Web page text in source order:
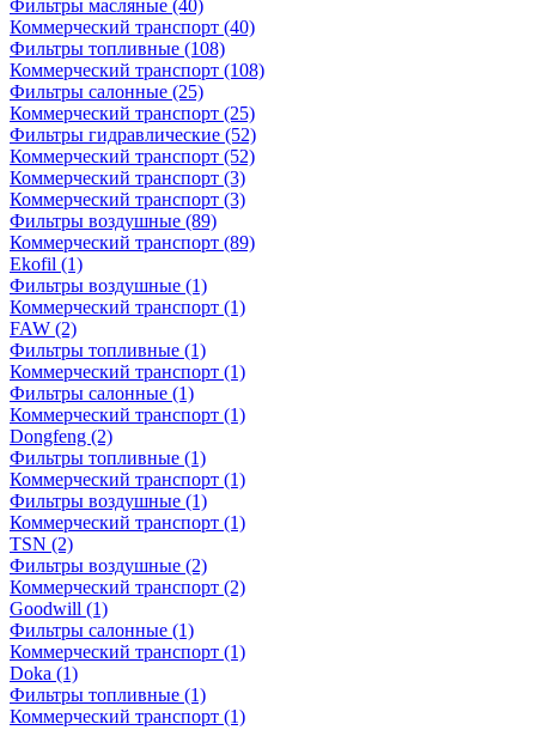
Фильтры масляные (40)
Коммерческий транспорт (40)
Фильтры топливные (108)
Коммерческий транспорт (108)
Фильтры салонные (25)
Коммерческий транспорт (25)
Фильтры гидравлические (52)
Коммерческий транспорт (52)
Коммерческий транспорт (3)
Коммерческий транспорт (3)
Фильтры воздушные (89)
Коммерческий транспорт (89)
Ekofil (1)
Фильтры воздушные (1)
Коммерческий транспорт (1)
FAW (2)
Фильтры топливные (1)
Коммерческий транспорт (1)
Фильтры салонные (1)
Коммерческий транспорт (1)
Dongfeng (2)
Фильтры топливные (1)
Коммерческий транспорт (1)
Фильтры воздушные (1)
Коммерческий транспорт (1)
TSN (2)
Фильтры воздушные (2)
Коммерческий транспорт (2)
Goodwill (1)
Фильтры салонные (1)
Коммерческий транспорт (1)
Doka (1)
Фильтры топливные (1)
Коммерческий транспорт (1)